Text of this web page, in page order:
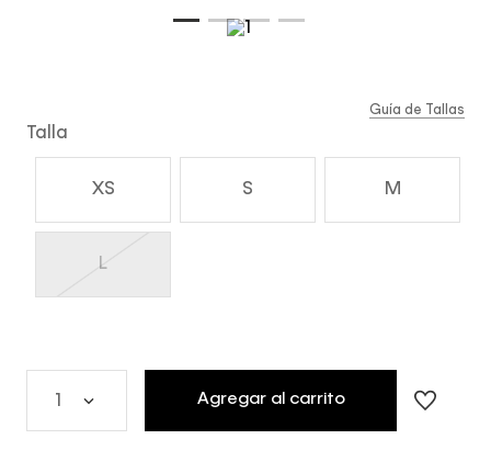
Talla
XS S M
L
Guía de Tallas
Agregar al carrito